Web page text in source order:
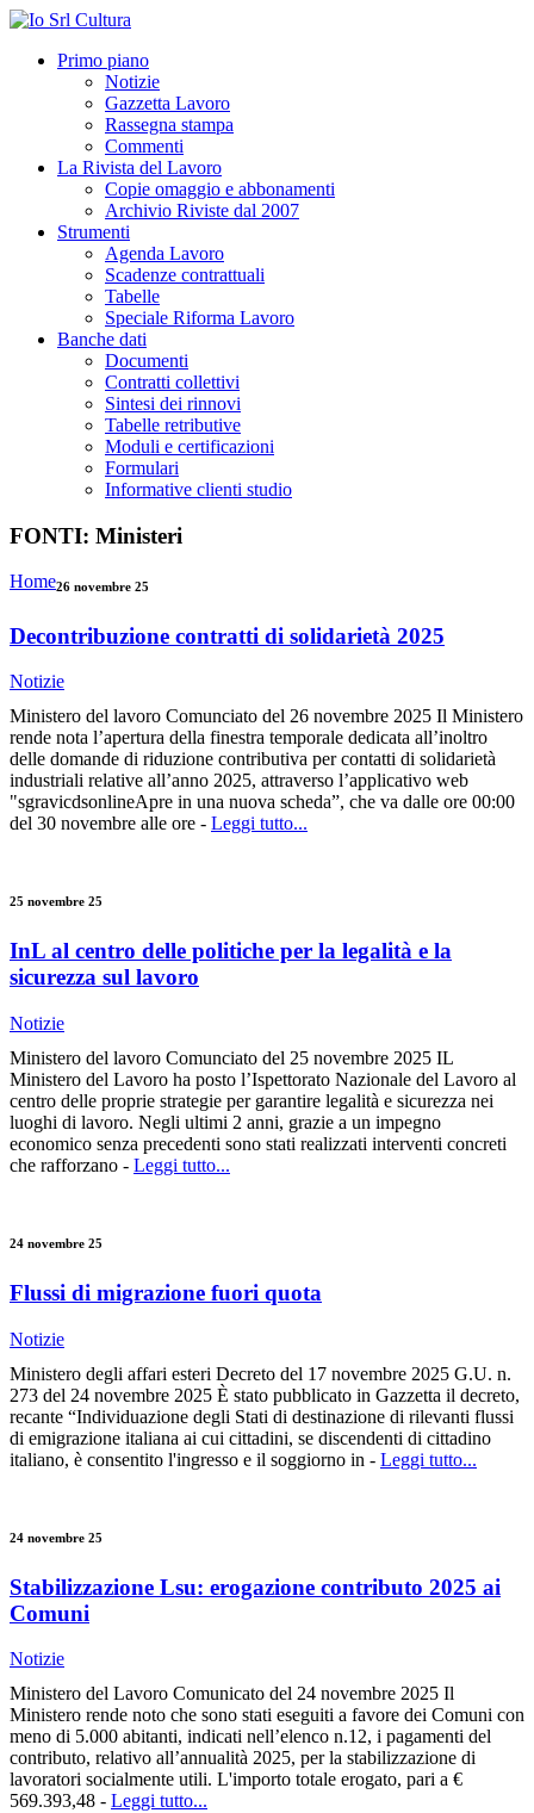
Primo piano
Notizie
Gazzetta Lavoro
Rassegna stampa
Commenti
La Rivista del Lavoro
Copie omaggio e abbonamenti
Archivio Riviste dal 2007
Strumenti
Agenda Lavoro
Scadenze contrattuali
Tabelle
Speciale Riforma Lavoro
Banche dati
Documenti
Contratti collettivi
Sintesi dei rinnovi
Tabelle retributive
Moduli e certificazioni
Formulari
Informative clienti studio
FONTI: Ministeri
Home26 novembre 25
Decontribuzione contratti di solidarietà 2025
Notizie
Ministero del lavoro Comunciato del 26 novembre 2025 Il Ministero
rende nota l’apertura della finestra temporale dedicata all’inoltro
delle domande di riduzione contributiva per contatti di solidarietà
industriali relative all’anno 2025, attraverso l’applicativo web
"sgravicdsonlineApre in una nuova scheda”, che va dalle ore 00:00
del 30 novembre alle ore - Leggi tutto...
25 novembre 25
InL al centro delle politiche per la legalità e la
sicurezza sul lavoro
Notizie
Ministero del lavoro Comunciato del 25 novembre 2025 IL
Ministero del Lavoro ha posto l’Ispettorato Nazionale del Lavoro al
centro delle proprie strategie per garantire legalità e sicurezza nei
luoghi di lavoro. Negli ultimi 2 anni, grazie a un impegno
economico senza precedenti sono stati realizzati interventi concreti
che rafforzano - Leggi tutto...
24 novembre 25
Flussi di migrazione fuori quota
Notizie
Ministero degli affari esteri Decreto del 17 novembre 2025 G.U. n.
273 del 24 novembre 2025 È stato pubblicato in Gazzetta il decreto,
recante “Individuazione degli Stati di destinazione di rilevanti flussi
di emigrazione italiana ai cui cittadini, se discendenti di cittadino
italiano, è consentito l'ingresso e il soggiorno in - Leggi tutto...
24 novembre 25
Stabilizzazione Lsu: erogazione contributo 2025 ai
Comuni
Notizie
Ministero del Lavoro Comunicato del 24 novembre 2025 Il
Ministero rende noto che sono stati eseguiti a favore dei Comuni con
meno di 5.000 abitanti, indicati nell’elenco n.12, i pagamenti del
contributo, relativo all’annualità 2025, per la stabilizzazione di
lavoratori socialmente utili. L'importo totale erogato, pari a €
569.393,48 - Leggi tutto...